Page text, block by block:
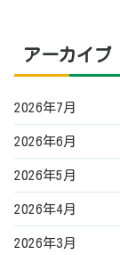
アーカイブ
2026年7月
2026年6月
2026年5月
2026年4月
2026年3月